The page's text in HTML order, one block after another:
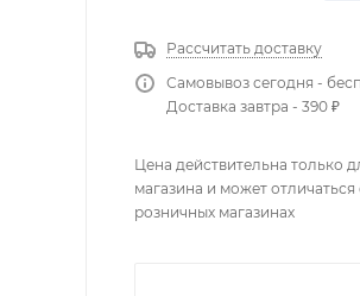
Рассчитать доставку
Самовывоз сегодня -
Доставка завтра - 390 ₽
Цена действительна только
магазина и может отличаться
розничных магазинах